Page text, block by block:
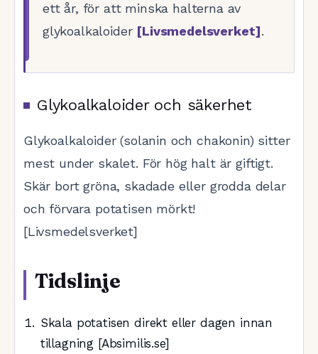
ett år, för att minska halterna av
glykoalkaloider [Livsmedelsverket].
Glykoalkaloider och säkerhet
Glykoalkaloider (solanin och chakonin) sitter
mest under skalet. För hög halt är giftigt.
Skär bort gröna, skadade eller grodda delar
och förvara potatisen mörkt!
[Livsmedelsverket]
Tidslinje
Skala potatisen direkt eller dagen innan
tillagning [Absimilis.se]